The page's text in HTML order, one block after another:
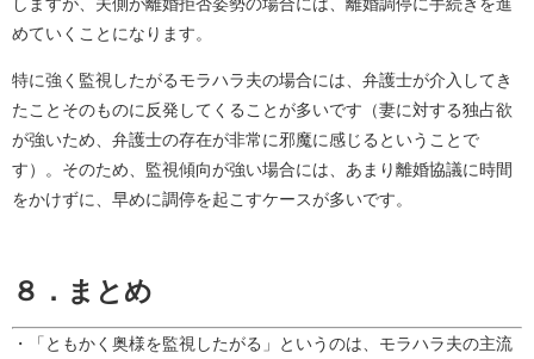
しますが、夫側が離婚拒否姿勢の場合には、離婚調停に手続きを進
めていくことになります。
特に強く監視したがるモラハラ夫の場合には、弁護士が介入してき
たことそのものに反発してくることが多いです（妻に対する独占欲
が強いため、弁護士の存在が非常に邪魔に感じるということで
す）。そのため、監視傾向が強い場合には、あまり離婚協議に時間
をかけずに、早めに調停を起こすケースが多いです。
８．まとめ
・「ともかく奥様を監視したがる」というのは、モラハラ夫の主流